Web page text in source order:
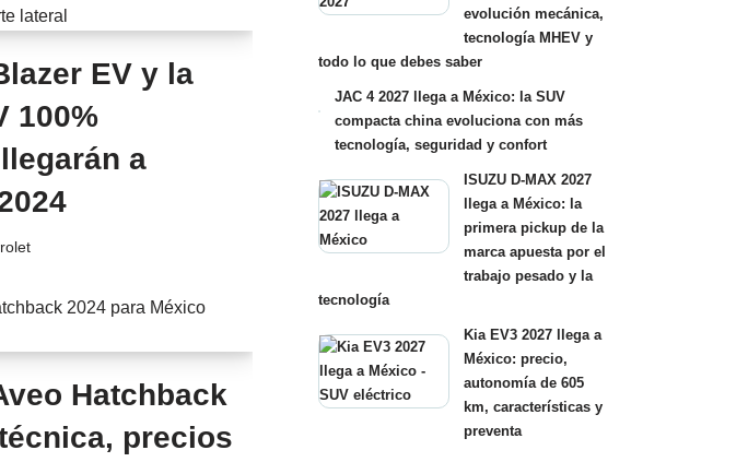
EV y la
100%
a
Hatchback
precios
evolución mecánica,
tecnología MHEV y
todo lo que debes saber
JAC 4 2027 llega a México: la SUV
compacta china evoluciona con más
tecnología, seguridad y confort
ISUZU D-MAX 2027
llega a México: la
primera pickup de la
marca apuesta por el
trabajo pesado y la
tecnología
Kia EV3 2027 llega a
México: precio,
autonomía de 605
km, características y
preventa